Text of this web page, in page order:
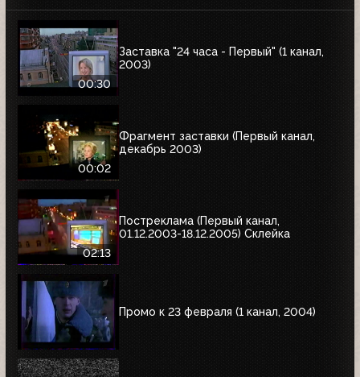
00:30
Заставка "24 часа - Первый" (1 канал,
2003)
00:02
Фрагмент заставки (Первый канал,
декабрь 2003)
02:13
Постреклама (Первый канал,
01.12.2003-18.12.2005) Склейка
Промо к 23 февраля (1 канал, 2004)